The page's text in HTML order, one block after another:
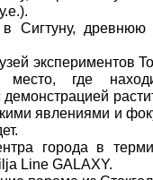
Сигтуну, древнюю
экспериментов
место, где
демонстрацией
явлениями и
города в
Line GALAXY.